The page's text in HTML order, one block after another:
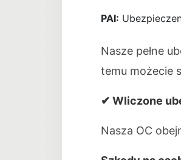
PAI:
Nasze pełne
temu możecie
✔ Wliczone
Nasza OC